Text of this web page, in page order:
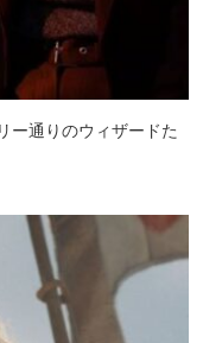
ー通りのウィザードた